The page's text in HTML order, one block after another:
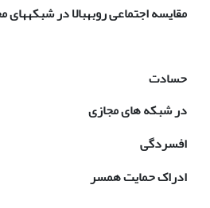
مقایسه اجتماعی روبه­بالا در شبکه­های
حسادت
در شبکه های مجازی
افسردگی
ادراک حمایت همسر